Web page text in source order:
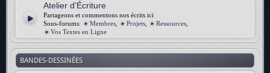
Atelier d'Écriture
Partageons et commentons nos écrits ici
Sous-forums:
Membres Projets Ressources
Vos Textes en Ligne
BANDES-DESSINÉES